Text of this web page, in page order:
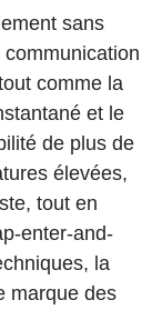
sans
comme la
et le
de plus de
élevées,
tout en
enter-and-
la
marque des